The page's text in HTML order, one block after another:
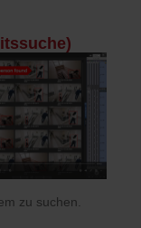
zu suchen.